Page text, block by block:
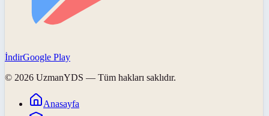
İndirGoogle Play
© 2026 UzmanYDS — Tüm hakları saklıdır.
Anasayfa